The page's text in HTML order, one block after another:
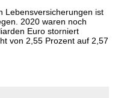
Lebensversicherungen ist
2020 waren noch
Euro storniert
von 2,55 Prozent auf 2,57